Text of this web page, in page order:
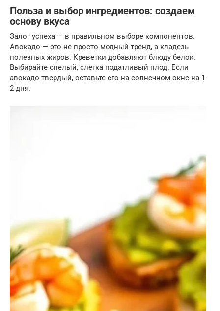
Польза и выбор ингредиентов: создаем
основу вкуса
Залог успеха — в правильном выборе компонентов.
Авокадо — это не просто модный тренд, а кладезь
полезных жиров. Креветки добавляют блюду белок.
Выбирайте спелый, слегка податливый плод. Если
авокадо твердый, оставьте его на солнечном окне на 1-
2 дня.